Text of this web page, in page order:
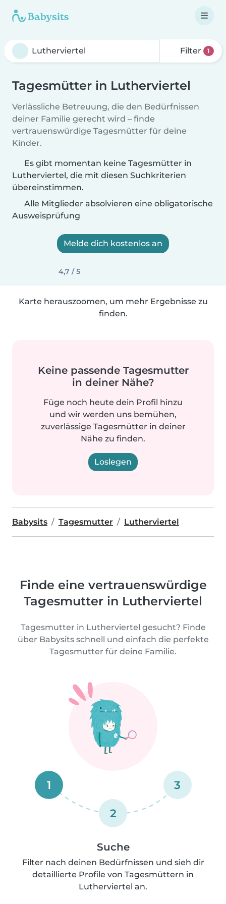
Filter 1
Tagesmütter in Lutherviertel
Verlässliche Betreuung, die den Bedürfnissen
deiner Familie gerecht wird – finde
vertrauenswürdige Tagesmütter für deine
Kinder.
Es gibt momentan keine Tagesmütter in
Lutherviertel, die mit diesen Suchkriterien
übereinstimmen.
Alle Mitglieder absolvieren eine obligatorische
Ausweisprüfung
Melde dich kostenlos an
4,7 / 5
Karte herauszoomen, um mehr Ergebnisse zu
finden.
Keine passende Tagesmutter
in deiner Nähe?
Füge noch heute dein Profil hinzu
und wir werden uns bemühen,
zuverlässige Tagesmütter in deiner
Nähe zu finden.
Loslegen
Babysits Tagesmutter Lutherviertel
Finde eine vertrauenswürdige
Tagesmutter in Lutherviertel
Tagesmutter in Lutherviertel gesucht? Finde
über Babysits schnell und einfach die perfekte
Tagesmutter für deine Familie.
1
2
3
Suche
Filter nach deinen Bedürfnissen und sieh dir
detaillierte Profile von Tagesmüttern in
Lutherviertel an.